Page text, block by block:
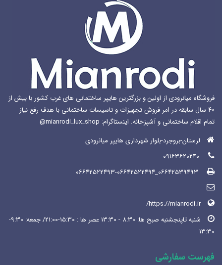
صفحه
محصول
انتخاب
شوند
فروشگاه میانرودی از اولین و بزرگترین هایپر ساختمانی های غرب کشور با بیش از
۴۰ سال سابقه در امر فروش تجهیزات و تاسیسات ساختمانی با هدف رفع نیاز
تمام اقلام ساختمانی و آشپزخانه. اینستاگرام: mianrodi_lux_shop@
لرستان-بروجرد-بلوار شهرداری هایپر میانرودی
https://mianrodi.ir/
شنبه تاپنجشنبه صبح ها: 8:30 - 13:30 عصر ها : 15:30-21:00/ جمعه: 9:30-
13:30
فهرست سفارشی